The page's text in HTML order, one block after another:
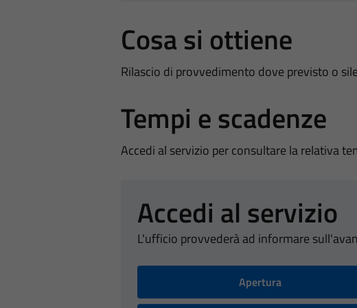
Cosa si ottiene
Rilascio di provvedimento dove previsto o
Tempi e scadenze
Accedi al servizio per consultare la relativa
Accedi al servizio
L'ufficio provvederà ad informare
Apertura